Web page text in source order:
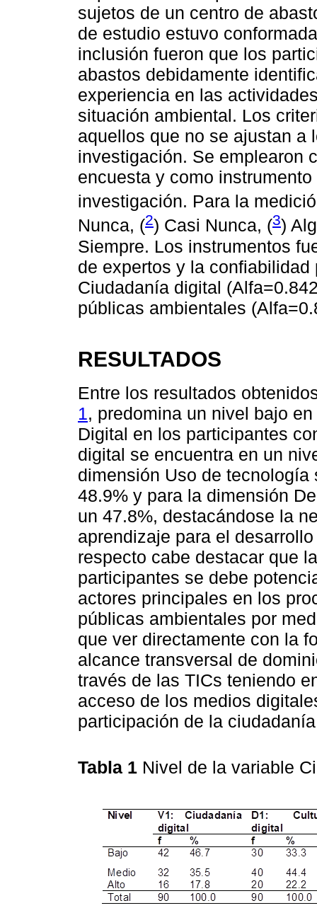
sujetos de un centro de
de estudio estuvo
inclusión fueron que los
abastos debidamente
experiencia en las
situación ambiental. Los
aquellos que no se ajustan a
investigación. Se emplearon
encuesta y como
investigación. Para la
Nunca, (2) Casi Nunca, (3)
Siempre. Los instrumentos
de expertos y la
Ciudadanía digital
públicas ambientales
RESULTADOS
Entre los resultados
1, predomina un nivel bajo
Digital en los participantes
digital se encuentra en un
dimensión Uso de
48.9% y para la dimensión
un 47.8%, destacándose la
aprendizaje para el
respecto cabe destacar que
participantes se debe
actores principales en los
públicas ambientales por
que ver directamente con la
alcance transversal de
través de las TICs teniendo
acceso de los medios
participación de la
Tabla 1 Nivel de la variable